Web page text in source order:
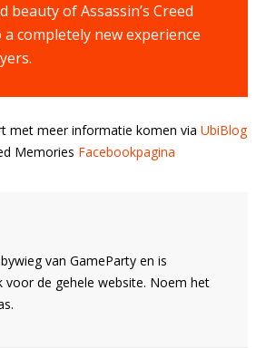
beauty of Assassin’s Creed
completely new experience
met meer informatie komen via UbiBlog
Memories Facebookpagina
van GameParty en is
voor de gehele website. Noem het